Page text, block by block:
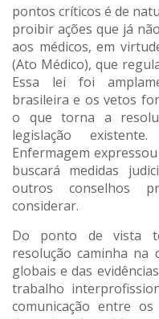
pontos críticos é de
proibir ações que já
aos médicos, em
(Ato Médico), que
Essa lei foi
brasileira e os vetos
o que torna a
legislação
Enfermagem
buscará medidas
outros conselhos
considerar.
Do ponto de vista
resolução caminha na
globais e das
trabalho
comunicação entre